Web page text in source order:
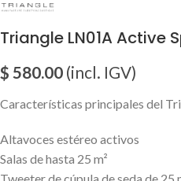
Triangle LN01A Active
$ 580.00 (incl. IGV)
Características principales del
Altavoces estéreo activos
Salas de hasta 25 m²